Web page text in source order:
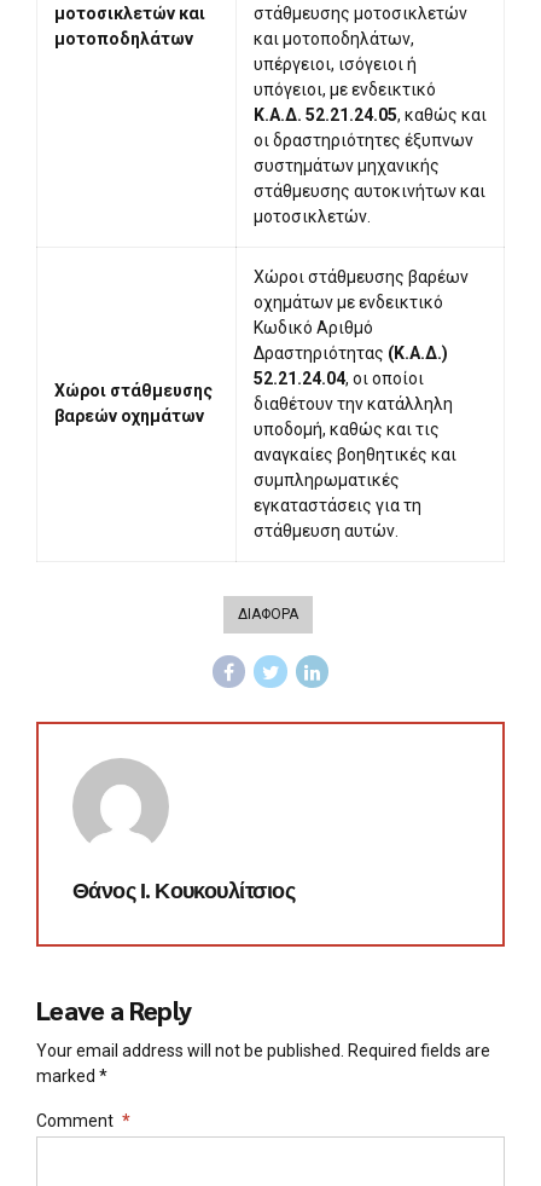
μοτοσικλετών και
μοτοποδηλάτων
στάθμευσης μοτοσικλετών
και μοτοποδηλάτων,
υπέργειοι, ισόγειοι ή
υπόγειοι, με ενδεικτικό
Κ.Α.Δ. 52.21.24.05, καθώς και
οι δραστηριότητες έξυπνων
συστημάτων μηχανικής
στάθμευσης αυτοκινήτων και
μοτοσικλετών.
Χώροι στάθμευσης
βαρεών οχημάτων
Χώροι στάθμευσης βαρέων
οχημάτων με ενδεικτικό
Κωδικό Αριθμό
Δραστηριότητας (Κ.Α.Δ.)
52.21.24.04, οι οποίοι
διαθέτουν την κατάλληλη
υποδομή, καθώς και τις
αναγκαίες βοηθητικές και
συμπληρωματικές
εγκαταστάσεις για τη
στάθμευση αυτών.
ΔΙΑΦΟΡΑ
Θάνος Ι. Κουκουλίτσιος
Leave a Reply
Your email address will not be published. Required fields are
marked *
Comment *